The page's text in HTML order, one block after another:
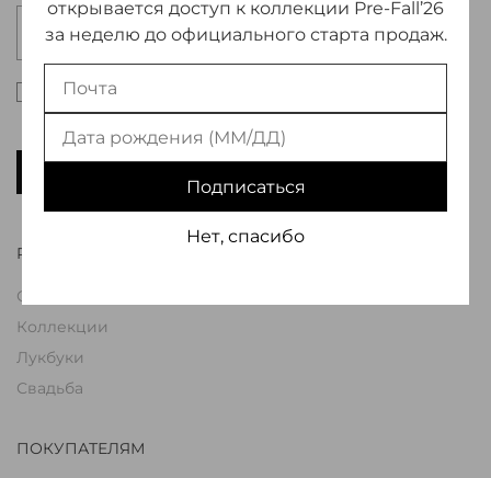
RASARIO
О Бренде
Коллекции
Лукбуки
Свадьба
ПОКУПАТЕЛЯМ
Настоящим подтверждаю, что я ознакомлен и
открывается доступ к коллекции Pre-Fall’26
за неделю до официального старта продаж.
Подписаться
Нет, спасибо